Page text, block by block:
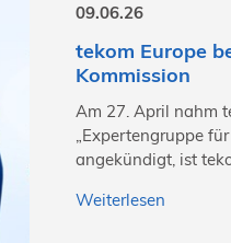
09.06.26
tekom Europe
Kommission
Am 27. April nahm
„Expertengruppe
angekündigt, ist
Weiterlesen